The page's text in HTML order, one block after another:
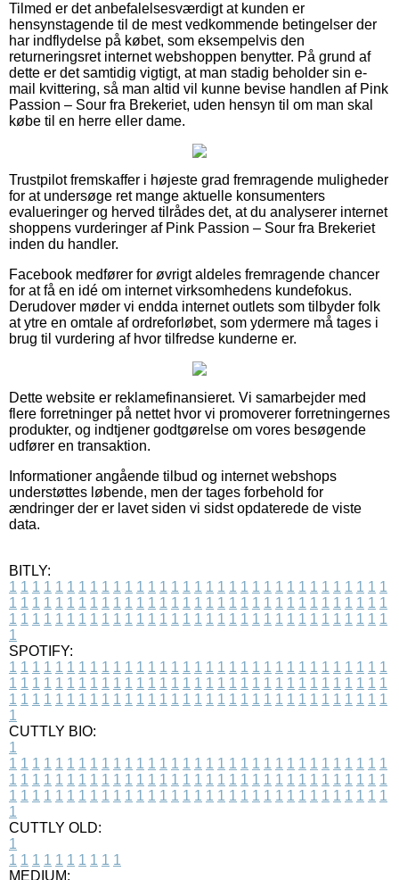
Tilmed er det anbefalelsesværdigt at kunden er
hensynstagende til de mest vedkommende betingelser der
har indflydelse på købet, som eksempelvis den
returneringsret internet webshoppen benytter. På grund af
dette er det samtidig vigtigt, at man stadig beholder sin e-
mail kvittering, så man altid vil kunne bevise handlen af Pink
Passion – Sour fra Brekeriet, uden hensyn til om man skal
købe til en herre eller dame.
Trustpilot fremskaffer i højeste grad fremragende muligheder
for at undersøge ret mange aktuelle konsumenters
evalueringer og herved tilrådes det, at du analyserer internet
shoppens vurderinger af Pink Passion – Sour fra Brekeriet
inden du handler.
Facebook medfører for øvrigt aldeles fremragende chancer
for at få en idé om internet virksomhedens kundefokus.
Derudover møder vi endda internet outlets som tilbyder folk
at ytre en omtale af ordreforløbet, som ydermere må tages i
brug til vurdering af hvor tilfredse kunderne er.
Dette website er reklamefinansieret. Vi samarbejder med
flere forretninger på nettet hvor vi promoverer forretningernes
produkter, og indtjener godtgørelse om vores besøgende
udfører en transaktion.
Informationer angående tilbud og internet webshops
understøttes løbende, men der tages forbehold for
ændringer der er lavet siden vi sidst opdaterede de viste
data.
BITLY:
1 1 1 1 1 1 1 1 1 1 1 1 1 1 1 1 1 1 1 1 1 1 1 1 1 1 1 1 1 1 1 1 1
1 1 1 1 1 1 1 1 1 1 1 1 1 1 1 1 1 1 1 1 1 1 1 1 1 1 1 1 1 1 1 1 1
1 1 1 1 1 1 1 1 1 1 1 1 1 1 1 1 1 1 1 1 1 1 1 1 1 1 1 1 1 1 1 1 1
1
SPOTIFY:
1 1 1 1 1 1 1 1 1 1 1 1 1 1 1 1 1 1 1 1 1 1 1 1 1 1 1 1 1 1 1 1 1
1 1 1 1 1 1 1 1 1 1 1 1 1 1 1 1 1 1 1 1 1 1 1 1 1 1 1 1 1 1 1 1 1
1 1 1 1 1 1 1 1 1 1 1 1 1 1 1 1 1 1 1 1 1 1 1 1 1 1 1 1 1 1 1 1 1
1
CUTTLY BIO:
1
1 1 1 1 1 1 1 1 1 1 1 1 1 1 1 1 1 1 1 1 1 1 1 1 1 1 1 1 1 1 1 1 1
1 1 1 1 1 1 1 1 1 1 1 1 1 1 1 1 1 1 1 1 1 1 1 1 1 1 1 1 1 1 1 1 1
1 1 1 1 1 1 1 1 1 1 1 1 1 1 1 1 1 1 1 1 1 1 1 1 1 1 1 1 1 1 1 1 1
1
CUTTLY OLD:
1
1 1 1 1 1 1 1 1 1 1
MEDIUM: